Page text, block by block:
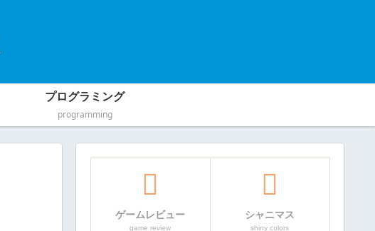
プログラミング
programming
ゲームレビュー
game review
シャニマス
shiny colors